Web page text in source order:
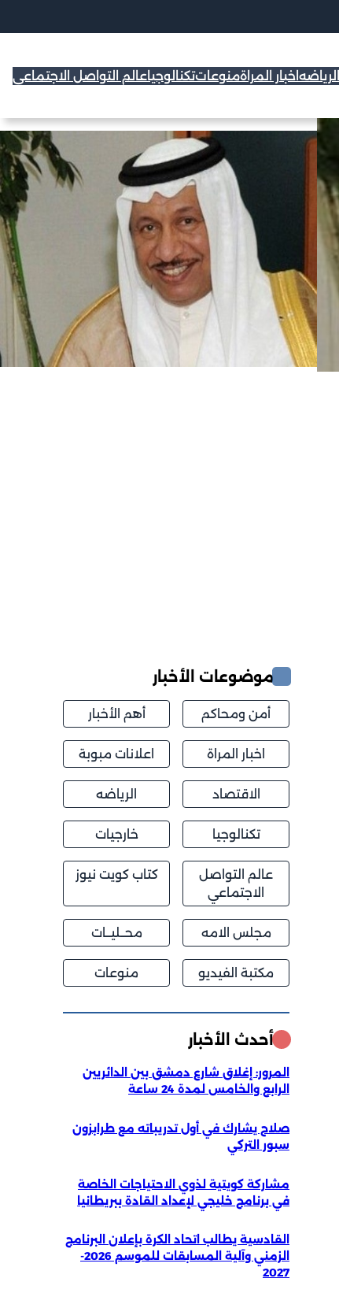
الرياضه اخبار المراةمنوعاتتكنالوجياعالم التواصل الاجتماعي
موضوعات الأخبار
أمن ومحاكم أهم الأخبار
اخبار المراة اعلانات مبوبة
الاقتصاد الرياضه
تكنالوجيا خارجيات
عالم التواصل
الاجتماعي
كتاب كويت نيوز
مجلس الامه محــليــات
مكتبة الفيديو منوعات
أحدث الأخبار
المرور: إغلاق شارع دمشق بين الدائريين
الرابع والخامس لمدة 24 ساعة
صلاح يشارك في أول تدريباته مع طرابزون
سبور التركي
مشاركة كويتية لذوي الاحتياجات الخاصة
في برنامج خليجي لإعداد القادة ببريطانيا
القادسية يطالب اتحاد الكرة بإعلان البرنامج
الزمني وآلية المسابقات للموسم 2026-
2027